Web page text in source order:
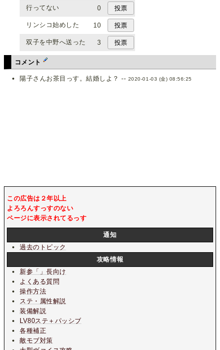
行ってない 0
リンシコ始めした 10
双子を中野へ送った 3
コメント
陽子さんお茶目っす。結婚しよ？ -- 2020-01-03 (金) 08:56:25
この広告は２年以上
よろろんすっすのない
ページに表示されてるっす
通知
過去のトピック
攻略情報
新参「」長向け
よくある質問
操作方法
ステ・属性解説
装備解説
LV80ステ＋パッシブ
各種補正
敵モブ対策